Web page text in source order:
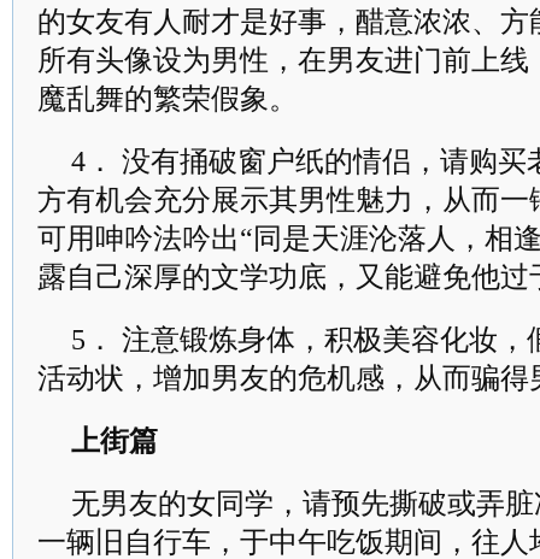
的女友有人耐才是好事，醋意浓浓、方
所有头像设为男性，在男友进门前上
魔乱舞的繁荣假象。
4． 没有捅破窗户纸的情侣，请购买
方有机会充分展示其男性魅力，从而
可用呻吟法吟出“同是天涯沦落人，相
露自己深厚的文学功底，又能避免他过
5． 注意锻炼身体，积极美容化妆
活动状，增加男友的危机感，从而骗得
上街篇
无男友的女同学，请预先撕破或弄
一辆旧自行车，于中午吃饭期间，往